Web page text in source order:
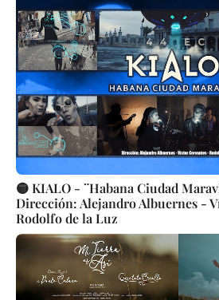
🟡 KIALO - ¨Habana Ciudad
Dirección: Alejandro Albuernes -
Rodolfo de la Luz